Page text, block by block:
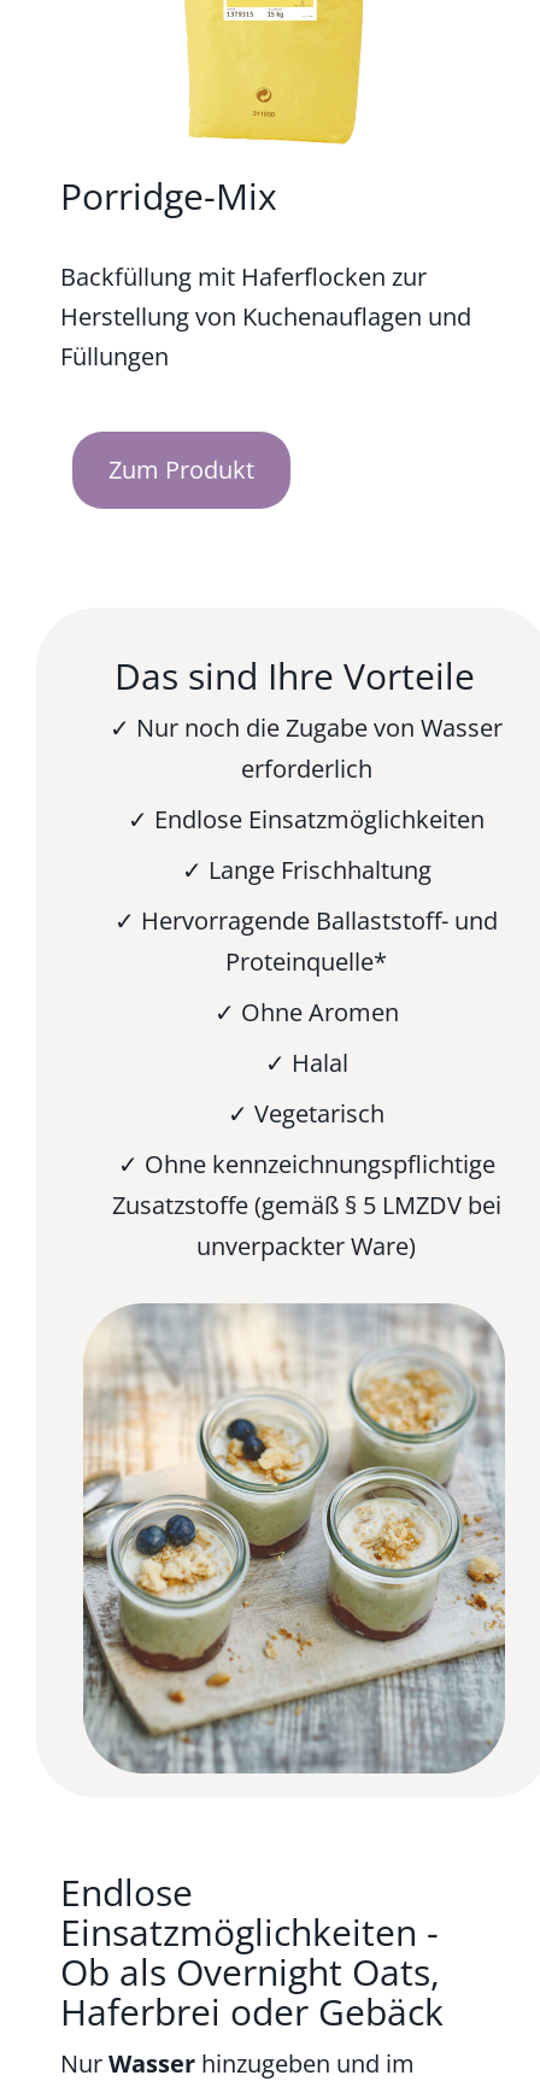
Porridge-Mix
Backfüllung mit Haferflocken zur
Herstellung von Kuchenauflagen und
Füllungen
Zum Produkt
Das sind Ihre Vorteile
✓ Nur noch die Zugabe von Wasser
erforderlich
✓ Endlose Einsatzmöglichkeiten
✓ Lange Frischhaltung
✓ Hervorragende Ballaststoff- und
Proteinquelle*
✓ Ohne Aromen
✓ Halal
✓ Vegetarisch
✓ Ohne kennzeichnungspflichtige
Zusatzstoffe (gemäß § 5 LMZDV bei
unverpackter Ware)
Endlose
Einsatzmöglichkeiten -
Ob als Overnight Oats,
Haferbrei oder Gebäck
NurWasser hinzugeben und im